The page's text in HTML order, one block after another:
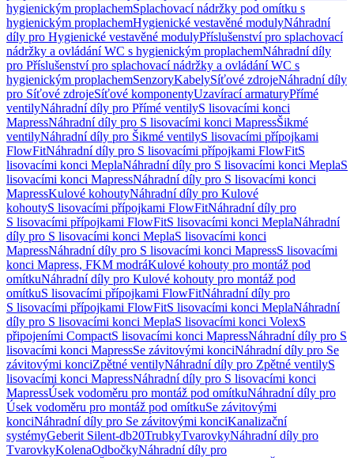
hygienickým proplachemSplachovací nádržky pod omítku s
hygienickým proplachemHygienické vestavěné modulyNáhradní
díly pro Hygienické vestavěné modulyPříslušenství pro splachovací
nádržky a ovládání WC s hygienickým proplachemNáhradní díly
pro Příslušenství pro splachovací nádržky a ovládání WC s
hygienickým proplachemSenzoryKabelySíťové zdrojeNáhradní díly
pro Síťové zdrojeSíťové komponentyUzavírací armaturyPřímé
ventilyNáhradní díly pro Přímé ventilyS lisovacími konci
MapressNáhradní díly pro S lisovacími konci MapressŠikmé
ventilyNáhradní díly pro Šikmé ventilyS lisovacími přípojkami
FlowFitNáhradní díly pro S lisovacími přípojkami FlowFitS
lisovacími konci MeplaNáhradní díly pro S lisovacími konci MeplaS
lisovacími konci MapressNáhradní díly pro S lisovacími konci
MapressKulové kohoutyNáhradní díly pro Kulové
kohoutyS lisovacími přípojkami FlowFitNáhradní díly pro
S lisovacími přípojkami FlowFitS lisovacími konci MeplaNáhradní
díly pro S lisovacími konci MeplaS lisovacími konci
MapressNáhradní díly pro S lisovacími konci MapressS lisovacími
konci Mapress, FKM modráKulové kohouty pro montáž pod
omítkuNáhradní díly pro Kulové kohouty pro montáž pod
omítkuS lisovacími přípojkami FlowFitNáhradní díly pro
S lisovacími přípojkami FlowFitS lisovacími konci MeplaNáhradní
díly pro S lisovacími konci MeplaS lisovacími konci VolexS
připojeními CompactS lisovacími konci MapressNáhradní díly pro S
lisovacími konci MapressSe závitovými konciNáhradní díly pro Se
závitovými konciZpětné ventilyNáhradní díly pro Zpětné ventilyS
lisovacími konci MapressNáhradní díly pro S lisovacími konci
MapressÚsek vodoměru pro montáž pod omítkuNáhradní díly pro
Úsek vodoměru pro montáž pod omítkuSe závitovými
konciNáhradní díly pro Se závitovými konciKanalizační
systémyGeberit Silent-db20TrubkyTvarovkyNáhradní díly pro
TvarovkyKolenaOdbočkyNáhradní díly pro